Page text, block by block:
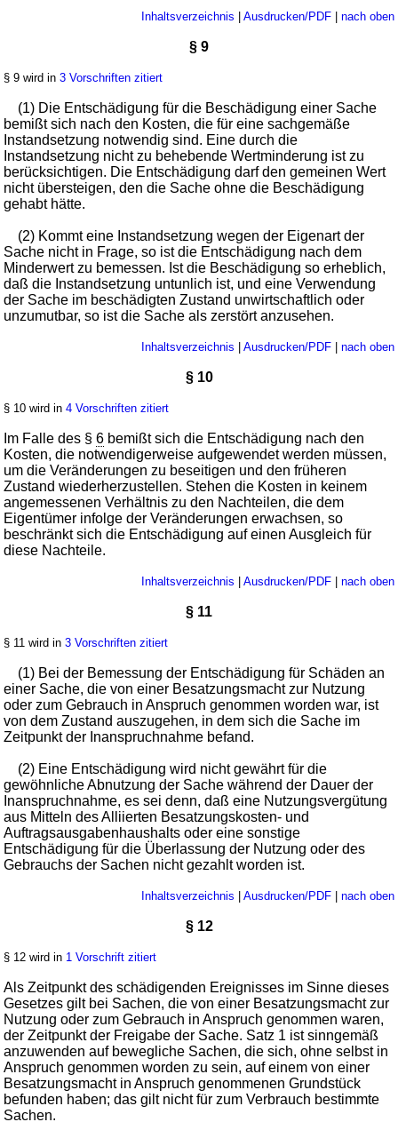
Inhaltsverzeichnis Ausdrucken/PDF| nach oben
§ 9
§ 9 wird in3 Vorschriften zitiert
(1) Die Entschädigung für die Beschädigung einer Sache
bemißt sich nach den Kosten, die für eine sachgemäße
Instandsetzung notwendig sind. Eine durch die
Instandsetzung nicht zu behebende Wertminderung ist zu
berücksichtigen. Die Entschädigung darf den gemeinen Wert
nicht übersteigen, den die Sache ohne die Beschädigung
gehabt hätte.
(2) Kommt eine Instandsetzung wegen der Eigenart der
Sache nicht in Frage, so ist die Entschädigung nach dem
Minderwert zu bemessen. Ist die Beschädigung so erheblich,
daß die Instandsetzung untunlich ist, und eine Verwendung
der Sache im beschädigten Zustand unwirtschaftlich oder
unzumutbar, so ist die Sache als zerstört anzusehen.
Inhaltsverzeichnis Ausdrucken/PDF| nach oben
§ 10
§ 10 wird in4 Vorschriften zitiert
Im Falle des §6 bemißt sich die Entschädigung nach den
Kosten, die notwendigerweise aufgewendet werden müssen,
um die Veränderungen zu beseitigen und den früheren
Zustand wiederherzustellen. Stehen die Kosten in keinem
angemessenen Verhältnis zu den Nachteilen, die dem
Eigentümer infolge der Veränderungen erwachsen, so
beschränkt sich die Entschädigung auf einen Ausgleich für
diese Nachteile.
Inhaltsverzeichnis Ausdrucken/PDF| nach oben
§ 11
§ 11 wird in3 Vorschriften zitiert
(1) Bei der Bemessung der Entschädigung für Schäden an
einer Sache, die von einer Besatzungsmacht zur Nutzung
oder zum Gebrauch in Anspruch genommen worden war, ist
von dem Zustand auszugehen, in dem sich die Sache im
Zeitpunkt der Inanspruchnahme befand.
(2) Eine Entschädigung wird nicht gewährt für die
gewöhnliche Abnutzung der Sache während der Dauer der
Inanspruchnahme, es sei denn, daß eine Nutzungsvergütung
aus Mitteln des Alliierten Besatzungskosten- und
Auftragsausgabenhaushalts oder eine sonstige
Entschädigung für die Überlassung der Nutzung oder des
Gebrauchs der Sachen nicht gezahlt worden ist.
Inhaltsverzeichnis Ausdrucken/PDF| nach oben
§ 12
§ 12 wird in 1 Vorschrift zitiert
Als Zeitpunkt des schädigenden Ereignisses im Sinne dieses
Gesetzes gilt bei Sachen, die von einer Besatzungsmacht zur
Nutzung oder zum Gebrauch in Anspruch genommen waren,
der Zeitpunkt der Freigabe der Sache. Satz 1 ist sinngemäß
anzuwenden auf bewegliche Sachen, die sich, ohne selbst in
Anspruch genommen worden zu sein, auf einem von einer
Besatzungsmacht in Anspruch genommenen Grundstück
befunden haben; das gilt nicht für zum Verbrauch bestimmte
Sachen.